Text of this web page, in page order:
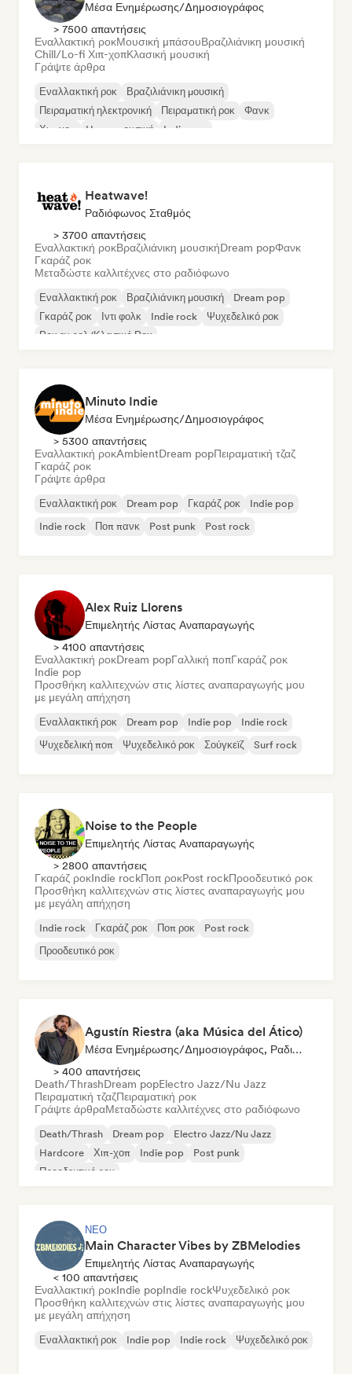
Μέσα Ενημέρωσης/Δημοσιογράφος
> 7500 απαντήσεις
Εναλλακτική ροκΜουσική μπάσουΒραζιλιάνικη μουσική
Chill/Lo-fi Χιπ-χοπΚλασική μουσική
Γράψτε άρθρα
Εναλλακτική ροκ
Βραζιλιάνικη μουσική
Πειραματική ηλεκτρονική
Πειραματική ροκ
Φανκ
Χιπ-χοπ
House μουσική Indie pop
Heatwave!
Ραδιόφωνος Σταθμός
> 3700 απαντήσεις
Εναλλακτική ροκΒραζιλιάνικη μουσικήDream popΦανκ
Γκαράζ ροκ
Μεταδώστε καλλιτέχνες στο ραδιόφωνο
Εναλλακτική ροκ Βραζιλιάνικη μουσική
Dream pop
Γκαράζ ροκ
Ιντι φολκ Indie rock
Ψυχεδελικό ροκ
Ροκ εν ρολ/Κλασικό Ροκ
Minuto Indie
Μέσα Ενημέρωσης/Δημοσιογράφος
> 5300 απαντήσεις
Εναλλακτική ροκAmbientDream popΠειραματική τζαζ
Γκαράζ ροκ
Γράψτε άρθρα
Εναλλακτική ροκ Dream pop Γκαράζ ροκ
Indie pop
Indie rock
Ποπ πανκ Post punk Post rock
Alex Ruiz Llorens
Επιμελητής Λίστας Αναπαραγωγής
> 4100 απαντήσεις
Εναλλακτική ροκDream popΓαλλική ποπΓκαράζ ροκ
Indie pop
Προσθήκη καλλιτεχνών στις λίστες αναπαραγωγής μου
με μεγάλη απήχηση
Εναλλακτική ροκ Dream pop Indie pop
Indie rock
Ψυχεδελική ποπ
Ψυχεδελικό ροκ Σούγκεϊζ Surf rock
Noise to the People
Επιμελητής Λίστας Αναπαραγωγής
> 2800 απαντήσεις
Γκαράζ ροκIndie rockΠοπ ροκPost rockΠροοδευτικό ροκ
Προσθήκη καλλιτεχνών στις λίστες αναπαραγωγής μου
με μεγάλη απήχηση
Indie rock Γκαράζ ροκ Ποπ ροκ
Post rock
Προοδευτικό ροκ
Agustín Riestra (aka Música del Ático)
Μέσα Ενημέρωσης/Δημοσιογράφος, Ραδιόφωνος Σταθμός
> 400 απαντήσεις
Death/ThrashDream popElectro Jazz/Nu Jazz
Πειραματική τζαζΠειραματική ροκ
Γράψτε άρθραΜεταδώστε καλλιτέχνες στο ραδιόφωνο
Death/Thrash Dream pop
Electro Jazz/Nu Jazz
Hardcore
Χιπ-χοπ Indie pop
Post punk
Προοδευτικό ροκ
ΝΈΟ
Main Character Vibes by ZBMelodies
Επιμελητής Λίστας Αναπαραγωγής
< 100 απαντήσεις
Εναλλακτική ροκIndie popIndie rockΨυχεδελικό ροκ
Προσθήκη καλλιτεχνών στις λίστες αναπαραγωγής μου
με μεγάλη απήχηση
Εναλλακτική ροκ Indie pop Indie rock Ψυχεδελικό ροκ